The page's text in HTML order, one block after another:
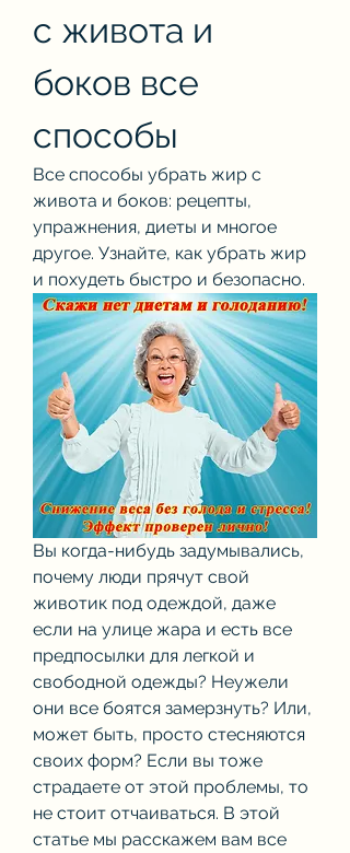
с живота и
боков все
способы
Все способы убрать жир с
живота и боков: рецепты,
упражнения, диеты и многое
другое. Узнайте, как убрать жир
и похудеть быстро и безопасно.
Вы когда-нибудь задумывались,
почему люди прячут свой
животик под одеждой, даже
если на улице жара и есть все
предпосылки для легкой и
свободной одежды? Неужели
они все боятся замерзнуть? Или,
может быть, просто стесняются
своих форм? Если вы тоже
страдаете от этой проблемы, то
не стоит отчаиваться. В этой
статье мы расскажем вам все